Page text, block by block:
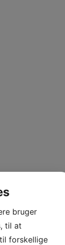
bruger
til at
forskellige